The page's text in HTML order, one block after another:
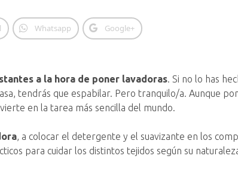
Whatsapp Google+
a la hora de poner lavadoras. Si no lo has
tendrás que espabilar. Pero tranquilo/a. Aunque
en la tarea más sencilla del mundo.
, a colocar el detergente y el suavizante en los
para cuidar los distintos tejidos según su